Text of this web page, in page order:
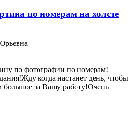
по номерам на холсте
по фотографии по номерам!
когда настанет день, чтобы
большое за Вашу работу!Очень